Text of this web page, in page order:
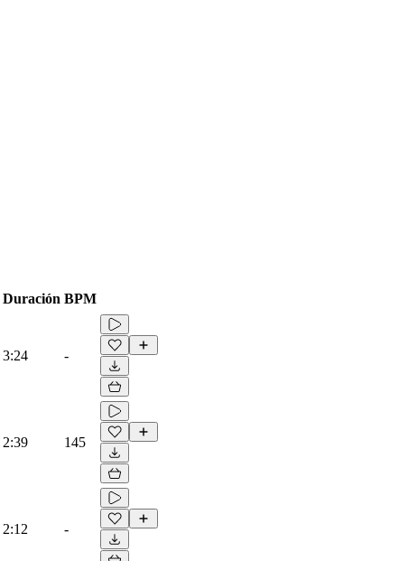
Duración BPM
3:24 -
2:39 145
2:12 -